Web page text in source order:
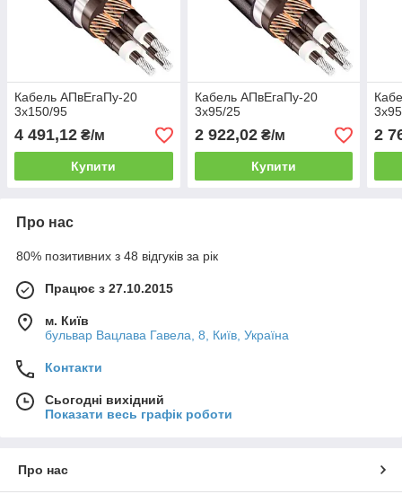
Кабель АПвЕгаПу‑20
3х150/95
4 491,12 ₴/м
Купити
Кабель АПвЕгаПу‑20
3х95/25
2 922,02₴/м
Купити
2
Про нас
80% позитивних з 48 відгуків за рік
Працює з 27.10.2015
м. Київ
бульвар Вацлава Гавела, 8, Київ, Україна
Контакти
Сьогодні вихідний
Показати весь графік роботи
Про нас